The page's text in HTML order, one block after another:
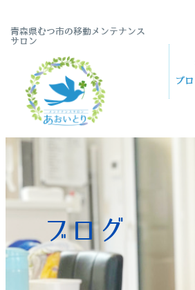
青森県むつ市の移動メンテナンス
サロン
プ
ブログ